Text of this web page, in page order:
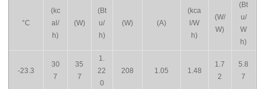
°C
(kc
al/
h)
(W)
(Bt
u/
h)
(W) (A)
(kca
l/W
h)
(W/
W)
(Bt
u/
W
h)
-23.3
30
7
35
7
1.
22
0
208 1.05 1.48
1.7
2
5.8
7